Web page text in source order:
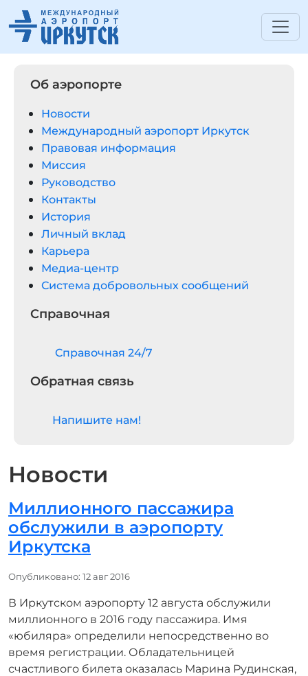
Новости
Миллионного пассажира
обслужили в аэропорту
Иркутска
Информация о материале
Опубликовано: 12 авг 2016
В Иркутском аэропорту 12 августа обслужили
миллионного в 2016 году пассажира. Имя
«юбиляра» определили непосредственно во
время регистрации. Обладательницей
счастливого билета оказалась Марина Рудинская,
Об аэропорте
Новости
Международный аэропорт Иркутск
Правовая информация
Миссия
Руководство
Контакты
История
Личный вклад
Карьера
Медиа-центр
Система добровольных сообщений
Справочная
Cправочная 24/7
Обратная связь
Напишите нам!